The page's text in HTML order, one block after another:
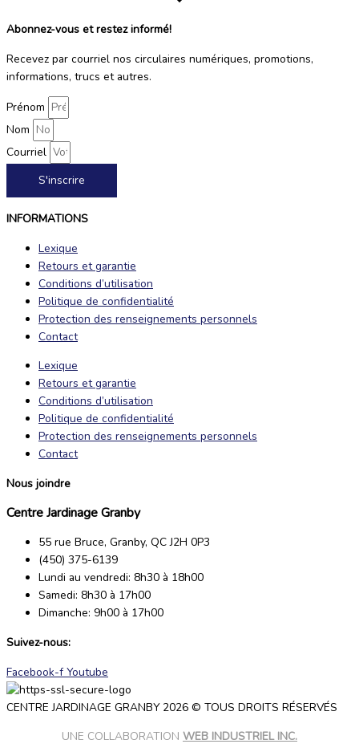
Abonnez-vous et restez informé!
Recevez par courriel nos circulaires numériques, promotions,
informations, trucs et autres.
Prénom
Nom
Courriel
S'inscrire
INFORMATIONS
Lexique
Retours et garantie
Conditions d’utilisation
Politique de confidentialité
Protection des renseignements personnels
Contact
Lexique
Retours et garantie
Conditions d’utilisation
Politique de confidentialité
Protection des renseignements personnels
Contact
Nous joindre
Centre Jardinage Granby
55 rue Bruce, Granby, QC J2H 0P3
(450) 375-6139
Lundi au vendredi: 8h30 à 18h00
Samedi: 8h30 à 17h00
Dimanche: 9h00 à 17h00
Suivez-nous:
Facebook-f Youtube
CENTRE JARDINAGE GRANBY 2026 © TOUS DROITS RÉSERVÉS
UNE COLLABORATION WEB INDUSTRIEL INC.